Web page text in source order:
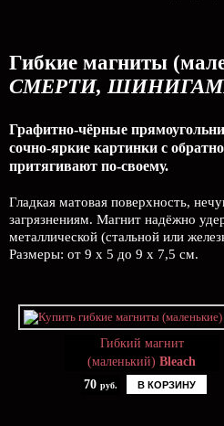
Гибкие магниты
СМЕРТИ,
Графитно-чёрные
сочно-яркие картинки с
притягивают по-своему.
Гладкая матовая поверхность,
загрязнениям. Магнит надёжно
металлической (стальной или
Размеры: от 9 х 5 до 9 х 7,5 см.
Гибкий магнит
(маленький) Bleach
70 руб. В КОРЗИНУ